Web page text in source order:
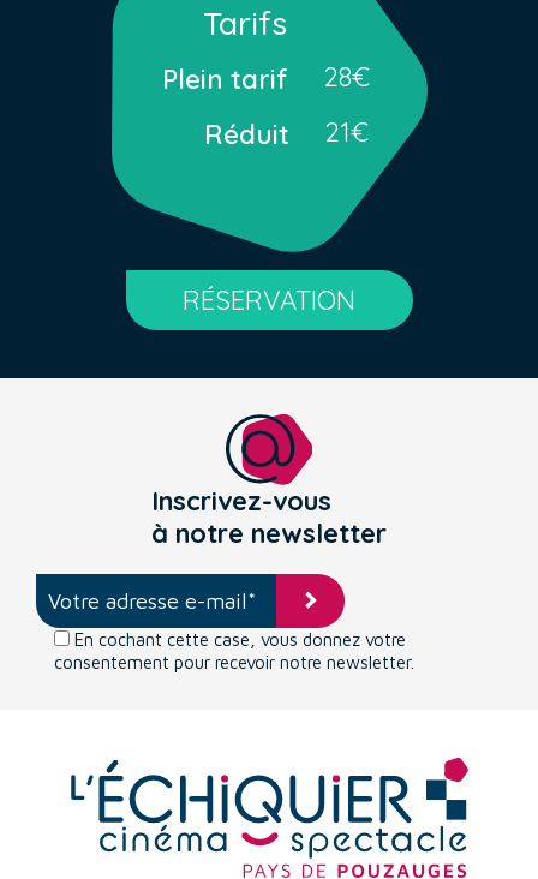
Tarifs
Plein tarif
28€
Réduit
21€
RÉSERVATION
Inscrivez-vous
à notre newsletter
En cochant cette case, vous donnez votre
consentement pour recevoir notre newsletter.